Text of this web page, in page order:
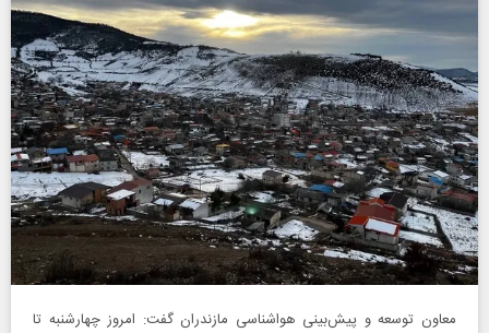
معاون توسعه و پیش‌بینی هواشناسی مازندران گفت: امروز چهارشنبه تا